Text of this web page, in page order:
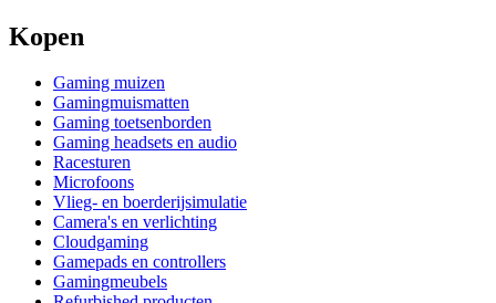
Kopen
Gaming muizen
Gamingmuismatten
Gaming toetsenborden
Gaming headsets en audio
Racesturen
Microfoons
Vlieg- en boerderijsimulatie
Camera's en verlichting
Cloudgaming
Gamepads en controllers
Gamingmeubels